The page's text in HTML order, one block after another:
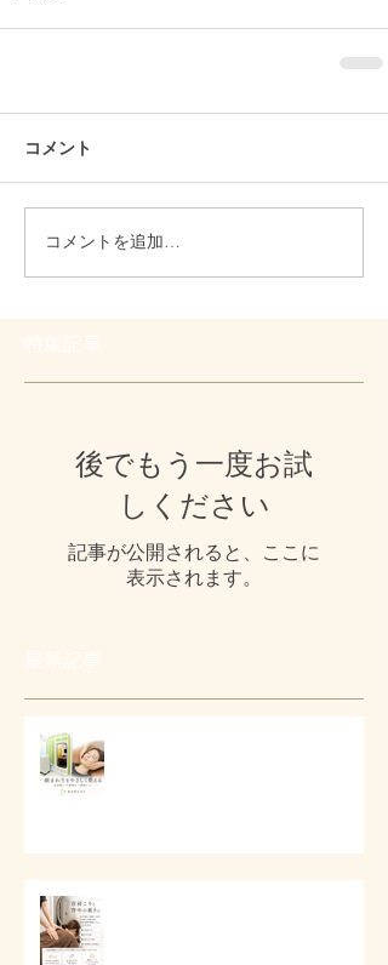
コメント
コメントを追加…
後でもう一度お試
しください
記事が公開されると、ここに
表示されます。